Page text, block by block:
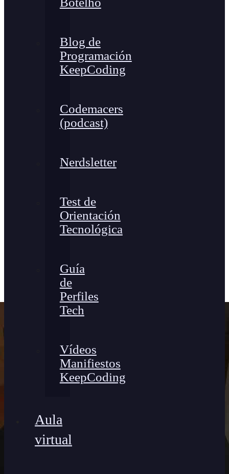
Blog de
Programación
KeepCoding
Codemacers
(podcast)
Nerdsletter
Test de
Orientación
Tecnológica
Guía
de
Perfiles
Tech
Vídeos
Manifiestos
KeepCoding
Aula
virtual